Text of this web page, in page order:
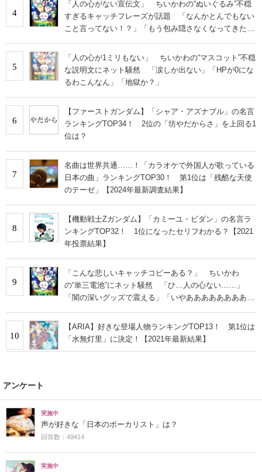
4
「人の心がない宣伝文」 ちいかわの“ぬいぐるみ”不穏
すぎるキャッチフレーズが話題 「なんかとんでもない
こと言ってない！？」「もう包み隠さなくなってきた
5
「人の心が1ミリもない」 ちいかわの“マスコット”不穏
な説明文にネット騒然 「涙しか出ない」「HPが0にな
るわこんなん」「地獄か？」
6
【ファーストガンダム】「シャア・アズナブル」の名言
ランキングTOP34！ 2位の「坊やだからさ」を上回る1
位は？
7
名曲は世界共通……！「カラオケで外国人が歌っている
日本の曲」ランキングTOP30！ 第1位は「残酷な天使
のテーゼ」【2024年最新調査結果】
8
【機動戦士Zガンダム】「カミーユ・ビダン」の名言ラ
ンキングTOP32！ 1位になったセリフわかる？【2021
年投票結果】
9
「こんな悲しいキャッチコピーある？」 ちいかわ
の“単三電池”にネット騒然 「ひ…人の心ない……」
「闇の深いグッズで震える」「いやあああああああああ
10
【ARIA】好きな登場人物ランキングTOP13！ 第1位は
「水無灯里」に決定！【2021年最新結果】
アンケート
実施中
声が好きな「日本のボーカリスト」は？
回答数：49414
実施中